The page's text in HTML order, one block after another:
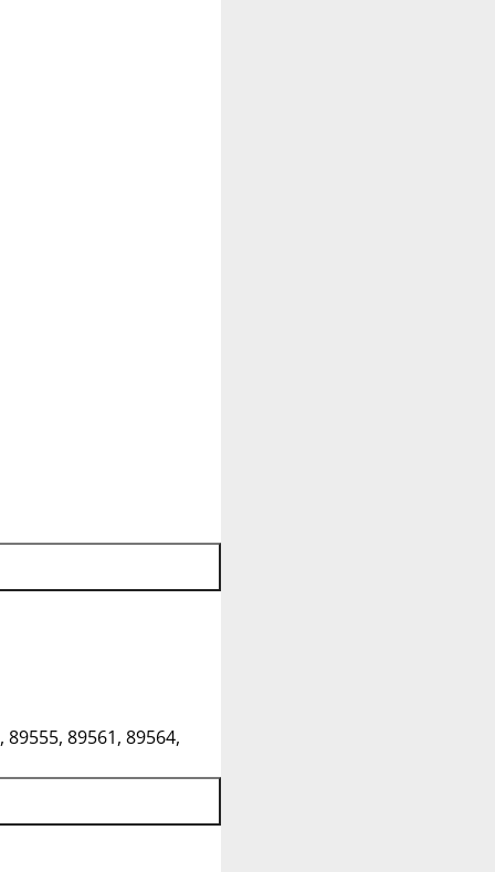
89555, 89561, 89564,